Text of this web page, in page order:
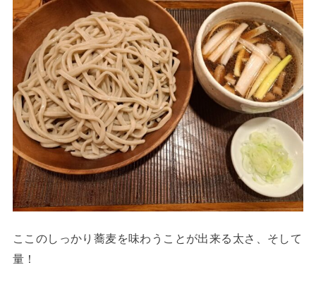
ここのしっかり蕎麦を味わうことが出来る太さ、そして
量！